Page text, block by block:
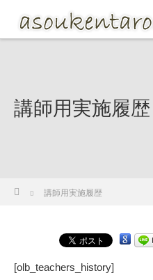
講師用実施履歴
ホーム
講師用実施履歴
[olb_teachers_history]